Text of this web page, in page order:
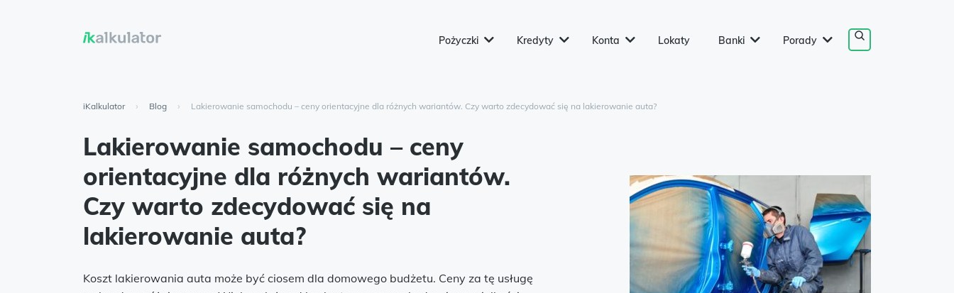
Pożyczki Kredyty Konta Lokaty Banki Porady
iKalkulator › Blog › Lakierowanie samochodu – ceny orientacyjne dla różnych wariantów. Czy warto zdecydować się na lakierowanie auta?
Lakierowanie samochodu – ceny
orientacyjne dla różnych wariantów.
Czy warto zdecydować się na
lakierowanie auta?
Koszt lakierowania auta może być ciosem dla domowego budżetu. Ceny za tę usługę